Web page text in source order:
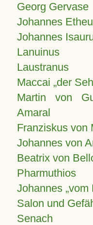
Georg Gervase
Johannes
Johannes
Lanuinus
Laustranus
Maccai „der
Martin von
Amaral
Franziskus von
Johannes von
Beatrix von
Pharmuthios
Johannes vom
Salon und
Senach